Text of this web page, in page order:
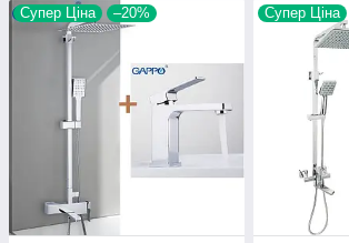
Супер Ціна –20% Супер Ціна